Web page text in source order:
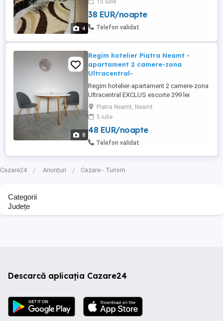
4
cablu tv, masina de spalat, microunde,
espresor, fier de călcat, etc. Pretul este de
200 ei pe zi - 2- 3 persoane.
15 iulie
38 EUR/noapte
Telefon validat
8
Regim hotelier Piatra Neamt -
apartament 2 camere-zona
Ultracentral-
Regim hotelier-apartament 2 camere-zona
Ultracentral EXCLUS escorte 299 lei
noapte 249 lei noapte (cel putin 2 nopti)
Capacitate de 4 persoane.
Piatra Neamt, Neamt
5 iulie
48 EUR/noapte
Telefon validat
Cazare24 Anunțuri Cazare - Turism
Categorii
Județe
Descarcă aplicația Cazare24